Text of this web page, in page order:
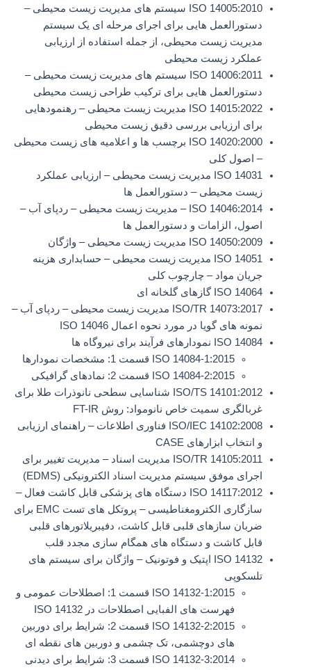
ISO 14005:2010 سیستم های مدیریت زیست محیطی –
دستورالعمل هایی برای اجرای مرحله ای یک سیستم
مدیریت زیست محیطی، از جمله استفاده از ارزیابی
عملکرد زیست محیطی
ISO 14006:2011 سیستم های مدیریت زیست محیطی –
دستورالعمل هایی برای ترکیب طراحی زیست محیطی
ISO 14015:2022 مدیریت زیست محیطی – رهنمودهایی
برای ارزیابی بررسی دقیق زیست محیطی
ISO 14020:2000 برچسب ها و اعلامیه های زیست محیطی
– اصول کلی
ISO 14031 مدیریت زیست محیطی – ارزیابی عملکرد
زیست محیطی – دستورالعمل ها
ISO 14046:2014 – مدیریت زیست محیطی – ردپای آب –
اصول، الزامات و دستورالعمل ها
ISO 14050:2009 مدیریت زیست محیطی – واژگان
ISO 14051 مدیریت زیست محیطی – حسابداری هزینه
جریان مواد – چارچوب کلی
ISO 14064 گازهای گلخانه ای
ISO/TR 14073:2017 مدیریت زیست محیطی – ردپای آب –
نمونه های گویا در مورد نحوه اعمال ISO 14046
ISO 14084 نمودارهای فرآیند برای نیروگاه ها
ISO 14084-1:2015 قسمت 1: مشخصات نمودارها
ISO 14084-2:2015 قسمت 2: نمادهای گرافیکی
ISO/TS 14101:2012 شناسایی سطحی نانوذرات طلا برای
غربالگری سمیت خاص نانومواد: روش FT-IR
ISO/IEC 14102:2008 فناوری اطلاعات – راهنمای ارزیابی
و انتخاب ابزارهای CASE
ISO/TR 14105:2011 مدیریت اسناد – مدیریت تغییر برای
اجرای موفق سیستم مدیریت اسناد الکترونیکی (EDMS)
ISO 14117:2012 دستگاه های پزشکی قابل کاشت فعال –
سازگاری الکترومغناطیسی – پروتکل های تست EMC برای
ضربان سازهای قلبی قابل کاشت، دفیبریلاتورهای قلبی
قابل کاشت و دستگاه های همگام سازی مجدد قلب
ISO 14132 اپتیک و فوتونیک – واژگان برای سیستم های
تلسکوپی
ISO 14132-1:2015 قسمت 1: اصطلاحات عمومی و
فهرست های الفبایی اصطلاحات در ISO 14132
ISO 14132-2:2015 قسمت 2: شرایط برای دوربین
های دوچشمی، تک چشمی و دوربین های نقطه ای
ISO 14132-3:2014 قسمت 3: شرایط برای دیدنی